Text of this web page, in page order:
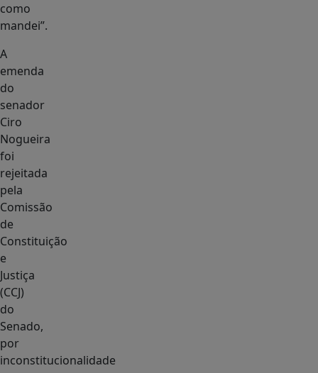
como
mandei”.
A
emenda
do
senador
Ciro
Nogueira
foi
rejeitada
pela
Comissão
de
Constituição
e
Justiça
(CCJ)
do
Senado,
por
inconstitucionalidade